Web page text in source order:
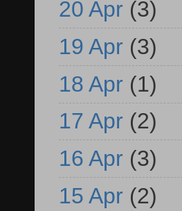
20 Apr (3)
19 Apr (3)
18 Apr (1)
17 Apr (2)
16 Apr (3)
15 Apr (2)